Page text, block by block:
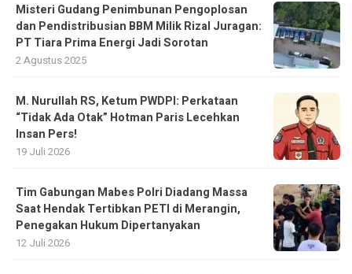
Misteri Gudang Penimbunan Pengoplosan
dan Pendistribusian BBM Milik Rizal Juragan:
PT Tiara Prima Energi Jadi Sorotan
2 Agustus 2025
M. Nurullah RS, Ketum PWDPI: Perkataan
“Tidak Ada Otak” Hotman Paris Lecehkan
Insan Pers!
19 Juli 2026
Tim Gabungan Mabes Polri Diadang Massa
Saat Hendak Tertibkan PETI di Merangin,
Penegakan Hukum Dipertanyakan
12 Juli 2026